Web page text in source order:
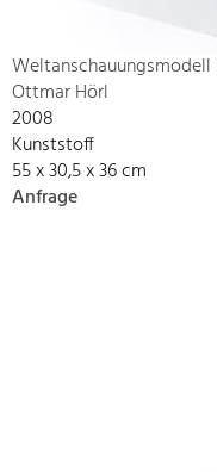
Weltanschauungsmodell
Ottmar Hörl
2008
Kunststoff
55 x 30,5 x 36 cm
Anfrage